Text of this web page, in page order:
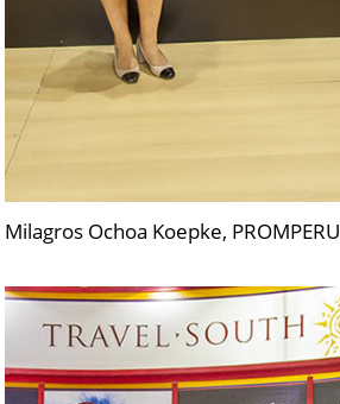
Milagros Ochoa Koepke, PROMPERU